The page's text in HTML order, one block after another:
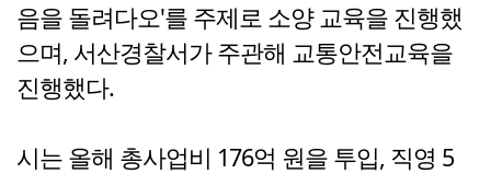
음을 돌려다오'를 주제로 소양 교육을 진행했
으며, 서산경찰서가 주관해 교통안전교육을
진행했다.
시는 올해 총사업비 176억 원을 투입, 직영 5